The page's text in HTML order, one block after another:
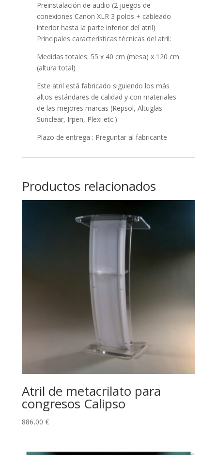
Preinstalación de audio (2 juegos de
conexiones Canon XLR 3 polos + cableado
interior hasta la parte inferior del atril)
Principales características técnicas del atril:
Medidas totales: 55 x 40 cm (mesa) x 120 cm
(altura total)
Este atril está fabricado siguiendo los más
altos estándares de calidad y con materiales
de las mejores marcas (Repsol, Altuglas –
Sunclear, Irpen, Plexi etc.)
Plazo de entrega : Preguntar al fabricante
Productos relacionados
Atril de metacrilato para
congresos Calipso
886,00 €